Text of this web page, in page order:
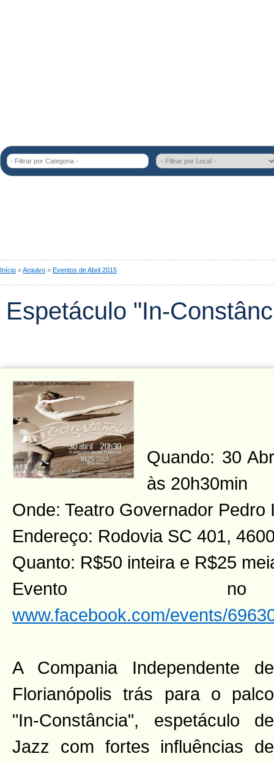
- Filtrar por Categoria -
Início »Arquivo » Eventos de Abril 2015
Espetáculo "In-
Quando: 30
às 20h30min
Onde: Teatro Governador Pedro
Endereço: Rodovia SC 401,
Quanto: R$50 inteira e R$25
Evento
www.facebook.com/events/
A Compania Independente de
Florianópolis trás para o palco
"In-Constância", espetáculo de
Jazz com fortes influências de